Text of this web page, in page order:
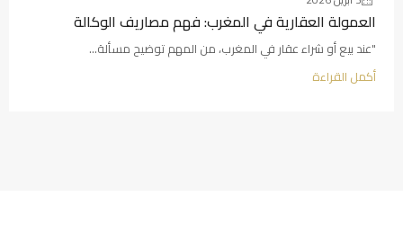
العمولة العقارية في المغرب: فهم مصاريف الوكالة
"عند بيع أو شراء عقار في المغرب، من المهم توضيح مسألة...
أكمل القراءة